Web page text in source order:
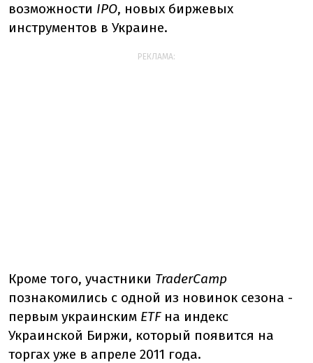
возможности IPO, новых биржевых
инструментов в Украине.
РЕКЛАМА:
Кроме того, участники TraderCamp
познакомились с одной из новинок сезона -
первым украинским ETFна индекс
Украинской Биржи, который появится на
торгах уже в апреле 2011 года.